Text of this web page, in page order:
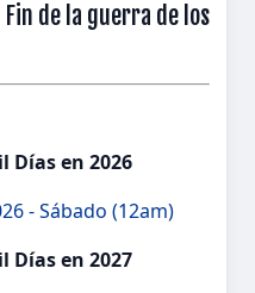
de la guerra de los
Días en 2026
- Sábado (12am)
Días en 2027